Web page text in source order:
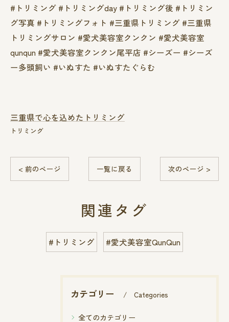
#トリミング #トリミングday #トリミング後 #トリミン
グ写真 #トリミングフォト #三重県トリミング #三重県
トリミングサロン #愛犬美容室クンクン #愛犬美容室
qunqun #愛犬美容室クンクン尾平店 #シーズー #シーズ
ー多頭飼い #いぬすた #いぬすたぐらむ
三重県で心を込めたトリミング
トリミング
< 前のページ 一覧に戻る 次のページ >
関連タグ
#トリミング #愛犬美容室QunQun
カテゴリー Categories
全てのカテゴリー